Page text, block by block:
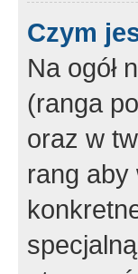
Czym
Na ogół
(ranga
oraz w
rang aby